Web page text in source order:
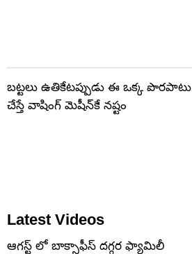
బట్టలు ఉతికేటప్పుడు ఈ ఒక్క పొరపాటు
చేస్తే వాషింగ్ మెషీన్‌కే నష్టం
Latest Videos
ఆగస్ట్ లో బాక్సాఫీస్ దగ్గర ఫ్యామిలీ